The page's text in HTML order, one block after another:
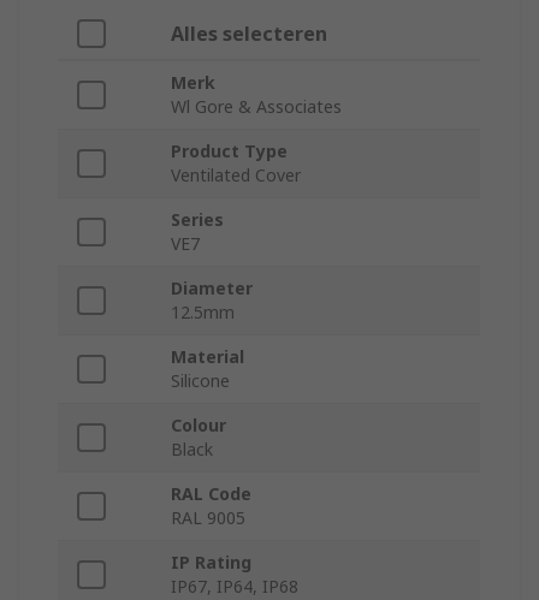
Alles selecteren
Merk
Wl Gore & Associates
Product Type
Ventilated Cover
Series
VE7
Diameter
12.5mm
Material
Silicone
Colour
Black
RAL Code
RAL 9005
IP Rating
IP67, IP64, IP68